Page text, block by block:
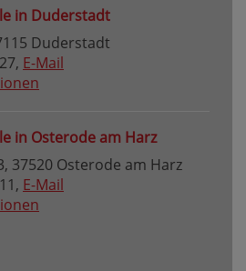
in Duderstadt
Duderstadt
E-Mail
in Osterode am Harz
37520 Osterode am Harz
E-Mail